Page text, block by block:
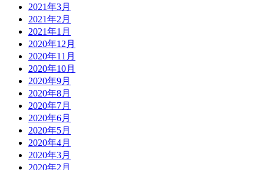
2021年3月
2021年2月
2021年1月
2020年12月
2020年11月
2020年10月
2020年9月
2020年8月
2020年7月
2020年6月
2020年5月
2020年4月
2020年3月
2020年2月